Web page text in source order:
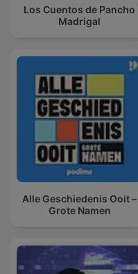
Los Cuentos de Pancho
Madrigal
Alle Geschiedenis Ooit –
Grote Namen